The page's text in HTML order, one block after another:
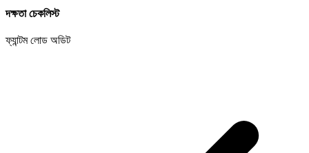
দক্ষতা চেকলিস্ট
ফ্যান্টম লোড অডিট